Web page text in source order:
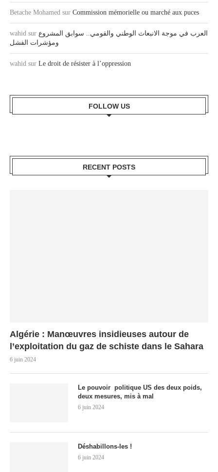
Betache Mohamed sur Commission mémorielle ou marché aux puces
wahid sur العرب في موجة الانبعاث الوطني والقومي.. سوابق المشروع
ومؤشرات الفشل
wahid sur Le droit de résister à l’oppression
FOLLOW US
RECENT POSTS
Algérie : Manœuvres insidieuses autour de
l’exploitation du gaz de schiste dans le Sahara
6 juin 2024
Le pouvoir politique US des deux poids,
deux mesures, mis à mal
6 juin 2024
Déshabillons-les !
6 juin 2024